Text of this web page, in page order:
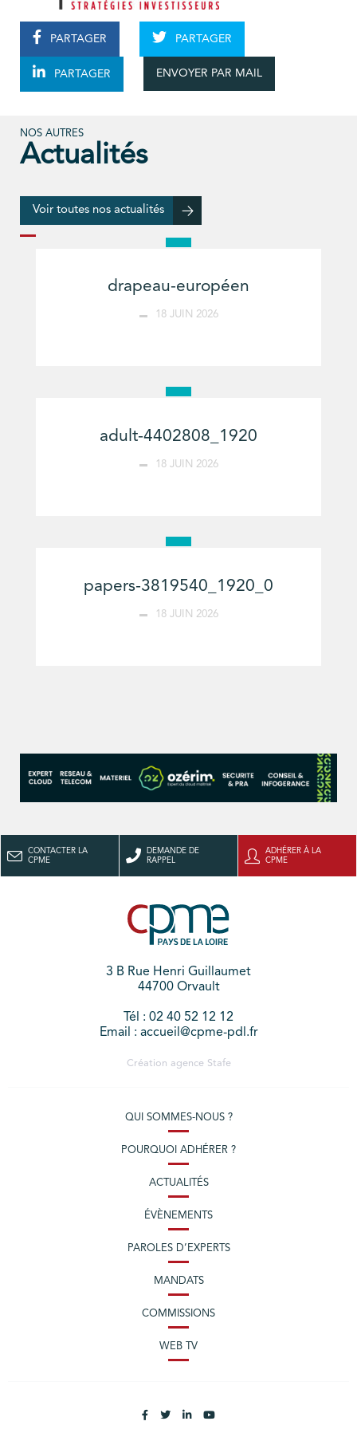
PARTAGER PARTAGER
PARTAGER ENVOYER PAR MAIL
NOS AUTRES
Actualités
Voir toutes nos actualités
drapeau-européen
18 JUIN 2026
adult-4402808_1920
18 JUIN 2026
papers-3819540_1920_0
18 JUIN 2026
CONTACTER LA
CPME
DEMANDE DE
RAPPEL
ADHÉRER À LA
CPME
3 B Rue Henri Guillaumet
44700 Orvault
Tél : 02 40 52 12 12
Email : accueil@cpme-pdl.fr
Création agence Stafe
QUI SOMMES-NOUS ?
POURQUOI ADHÉRER ?
ACTUALITÉS
ÉVÈNEMENTS
PAROLES D’EXPERTS
MANDATS
COMMISSIONS
WEB TV